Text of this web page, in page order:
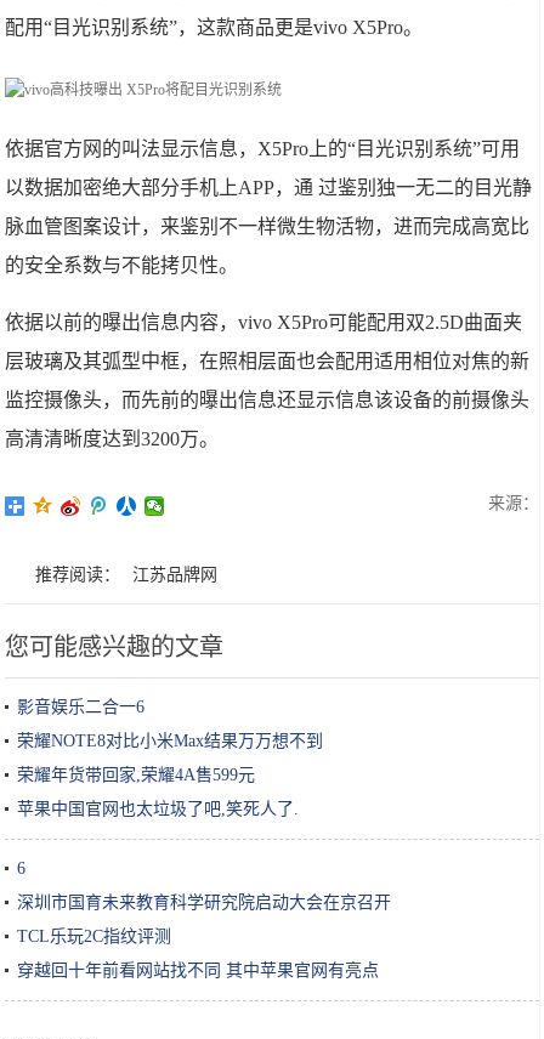
配用“目光识别系统”，这款商品更是vivo X5Pro。
依据官方网的叫法显示信息，X5Pro上的“目光识别系统”可用
以数据加密绝大部分手机上APP，通 过鉴别独一无二的目光静
脉血管图案设计，来鉴别不一样微生物活物，进而完成高宽比
的安全系数与不能拷贝性。
依据以前的曝出信息内容，vivo X5Pro可能配用双2.5D曲面夹
层玻璃及其弧型中框，在照相层面也会配用适用相位对焦的新
监控摄像头，而先前的曝出信息还显示信息该设备的前摄像头
高清清晰度达到3200万。
来源：
推荐阅读： 江苏品牌网
您可能感兴趣的文章
影音娱乐二合一6
荣耀NOTE8对比小米Max结果万万想不到
荣耀年货带回家,荣耀4A售599元
苹果中国官网也太垃圾了吧,笑死人了.
6
深圳市国育未来教育科学研究院启动大会在京召开
TCL乐玩2C指纹评测
穿越回十年前看网站找不同 其中苹果官网有亮点